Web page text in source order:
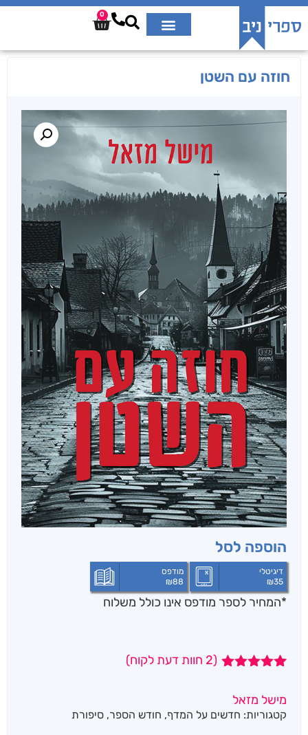
0
חוזה עם השטן
הוספה לסל
דיגיטלי
₪35
מודפס
₪88
*המחיר לספר מודפס אינו כולל משלוח
מבוסס על
דירוגים של
(
2 חוות דעת לקוח)
מישל מזאל
קטגוריות: חדשים על המדף, חודש הספר, סיפורת